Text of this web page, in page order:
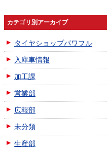
カテゴリ別アーカイブ
タイヤショップパワフル
入庫車情報
加工課
営業部
広報部
未分類
生産部